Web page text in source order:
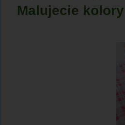
Malujecie